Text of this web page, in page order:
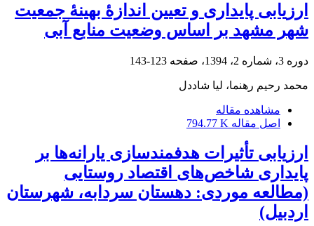
ارزیابی پایداری و تعیین اندازۀ بهینۀ جمعیت
شهر مشهد بر اساس وضعیت منابع آبی
دوره 3، شماره 2، 1394، صفحه 123-143
محمد رحیم رهنما، لیا شاددل
مشاهده مقاله
اصل مقاله 794.77 K
ارزیابی تأثیرات هدفمندسازی یارانه‌ها بر
پایداری شاخص‌های اقتصاد روستایی
(مطالعه موردی: دهستان سردابه، شهرستان
اردبیل)